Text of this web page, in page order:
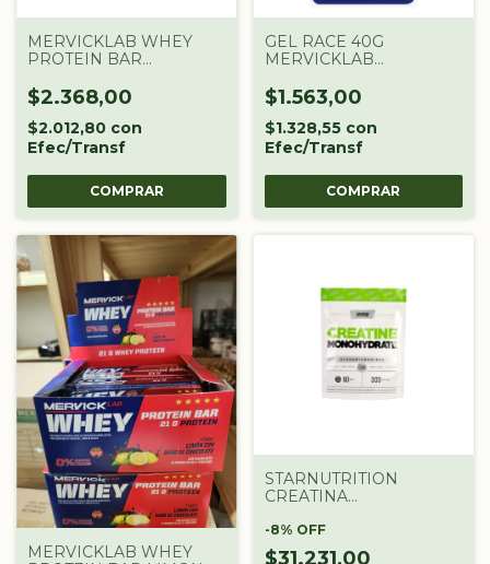
MERVICKLAB WHEY
PROTEIN BAR
$2.368,00
$2.012,80 con
Efec/Transf
GEL RACE 40G
MERVICKLAB
$1.563,00
$1.328,55 con
Efec/Transf
MERVICKLAB WHEY
STARNUTRITION
CREATINA
DOYPACK X 300GR
-8% OFF
$31.231,00